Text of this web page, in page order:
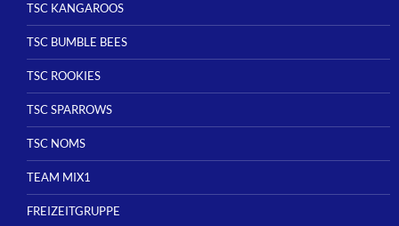
TSC KANGAROOS
TSC BUMBLE BEES
TSC ROOKIES
TSC SPARROWS
TSC NOMS
TEAM MIX1
FREIZEITGRUPPE